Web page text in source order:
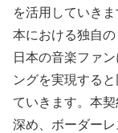
を活用していき
本における独自の
日本の音楽ファ
ングを実現する
ていきます。本
深め、ボーダー